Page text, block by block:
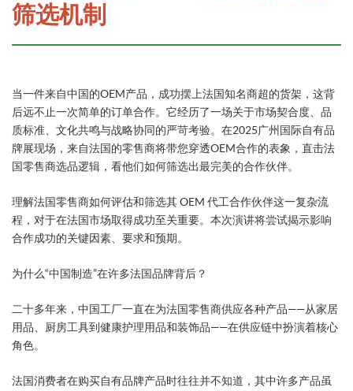
筛选机制
当一件来自中国的OEM产品，成功摆上法国知名商超的货架，这背
后远不止一次简单的订单合作。它经历了一场关于市场契合度、品
质标准、文化共鸣与战略协同的严苛考验。在2025广州国际自有品
牌展现场，来自法国的零售商将带您穿透OEM合作的表象，直击法
国零售商选品逻辑，看他们如何筛选出最完美的合作伙伴。
理解法国零售商如何评估和筛选其 OEM 代工合作伙伴这一复杂流
程，对于在法国市场取得成功至关重要。本次演讲将尝试揭示影响
合作成功的关键因素、要求和预期。
为什么“中国制造”在许多法国品牌背后？
二十多年来，中国工厂一直在为法国零售商供应各种产品——从家居
用品、厨房工具到健康护理用品和装饰品——在供应链中扮演着核心
角色。
法国消费者在购买自有品牌产品时往往并不知道，其中许多产品虽